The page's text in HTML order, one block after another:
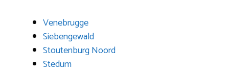
Venebrugge
Siebengewald
Stoutenburg Noord
Stedum